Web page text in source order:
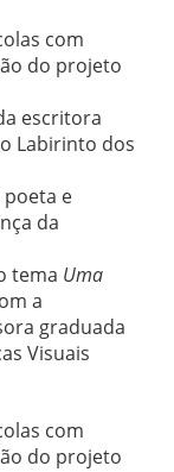
com
do projeto
escritora
Labirinto dos
poeta e
da
tema Uma
a
graduada
Visuais
com
do projeto